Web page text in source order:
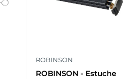
ROBINSON
ROBINSON - Estuche